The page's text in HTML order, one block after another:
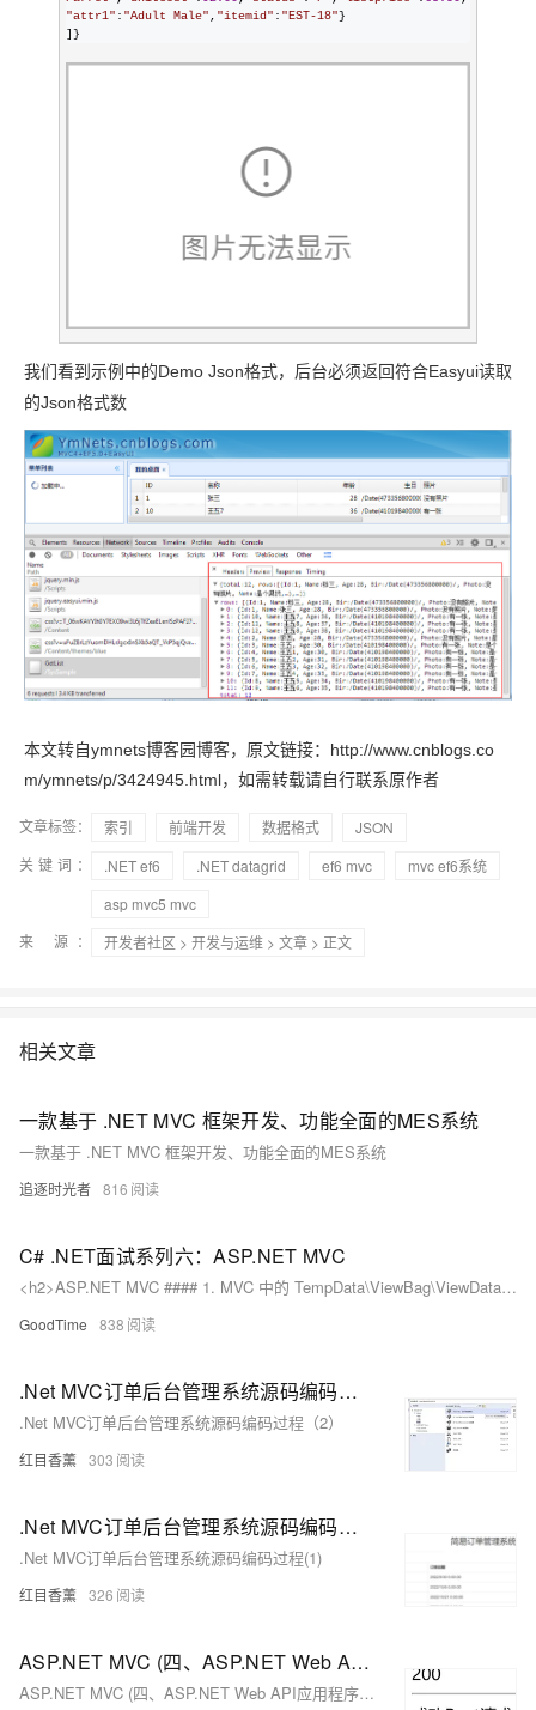
"attr1" : "Adult Male", "itemid" : "EST-18"}
]}
我们看到示例中的Demo Json格式，后台必须返回符合Easyui读取
的Json格式数
本文转自ymnets博客园博客，原文链接：http://www.cnblogs.co
m/ymnets/p/3424945.html，如需转载请自行联系原作者
文章标签： 索引 前端开发 数据格式
JSON
关键词：
.NET ef6 .NET datagrid ef6 mvc
mvc ef6系统
asp mvc5 mvc
来 源：
开发者社区 > 开发与运维 > 文章 > 正文
相关文章
一款基于 .NET MVC 框架开发、功能全面的MES系统
一款基于 .NET MVC 框架开发、功能全面的MES系统
追逐时光者 816
C# .NET面试系列六：ASP.NET MVC
<h2>ASP.NET MVC #### 1. MVC 中的 TempData\ViewBag\ViewData 区别? 在ASP.NET MVC中，TempData、ViewBag 和 ViewData 都是用于在控制器和视图之间传递数据的机制，但它们有一些区别。 <b>TempData：</b> 1、生命周期 ```c# TempData 的生命周期是短暂的，数据只在当前请求和下一次请求之间有效。一旦数据被读取，它就会被标记为已读，下一次请求时就会被清除。 ``` 2、用途 ```c# 主要用于在两个动作之间传递数据，例如在一个动作中设置 TempData，然后在重定向到另
GoodTime 838
.Net MVC订单后台管理系统源码编码过程（2）
.Net MVC订单后台管理系统源码编码过程（2）
红目香薰 303
.Net MVC订单后台管理系统源码编码过程（1）
.Net MVC订单后台管理系统源码编码过程(1)
红目香薰 326
ASP.NET MVC (四、ASP.NET Web API应用程序与跨域操作)（7）
ASP.NET MVC (四、ASP.NET Web API应用程序与跨域操作)（7）